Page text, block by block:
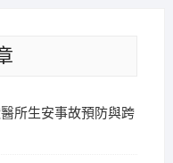
所生安事故預防與跨